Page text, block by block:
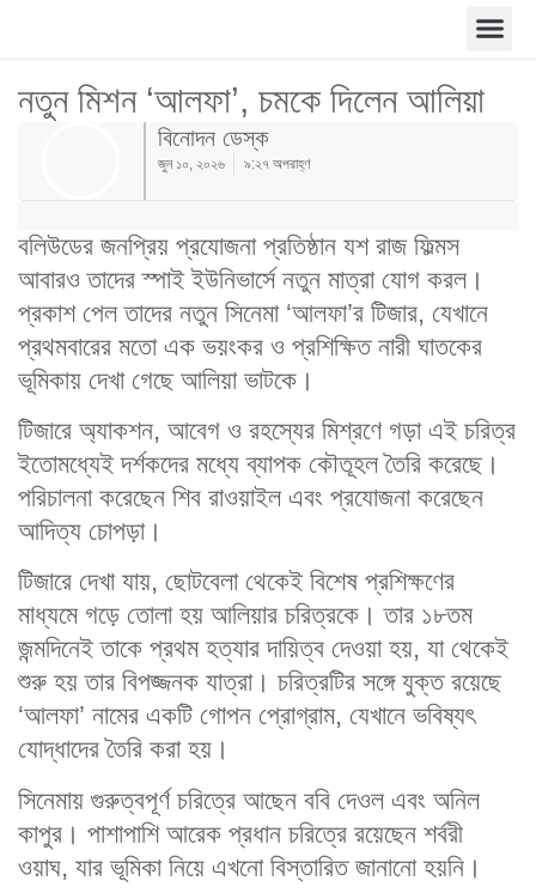
নতুন মিশন ‘আলফা’, চমকে দিলেন আলিয়া
বিনোদন ডেস্ক
জুন ১০, ২০২৬ ৯:২৭ অপরাহ্ণ
বলিউডের জনপ্রিয় প্রযোজনা প্রতিষ্ঠান যশ রাজ ফিল্মস
আবারও তাদের স্পাই ইউনিভার্সে নতুন মাত্রা যোগ করল।
প্রকাশ পেল তাদের নতুন সিনেমা ‘আলফা’র টিজার, যেখানে
প্রথমবারের মতো এক ভয়ংকর ও প্রশিক্ষিত নারী ঘাতকের
ভূমিকায় দেখা গেছে আলিয়া ভাটকে।
টিজারে অ্যাকশন, আবেগ ও রহস্যের মিশ্রণে গড়া এই চরিত্র
ইতোমধ্যেই দর্শকদের মধ্যে ব্যাপক কৌতূহল তৈরি করেছে।
পরিচালনা করেছেন শিব রাওয়াইল এবং প্রযোজনা করেছেন
আদিত্য চোপড়া।
টিজারে দেখা যায়, ছোটবেলা থেকেই বিশেষ প্রশিক্ষণের
মাধ্যমে গড়ে তোলা হয় আলিয়ার চরিত্রকে। তার ১৮তম
জন্মদিনেই তাকে প্রথম হত্যার দায়িত্ব দেওয়া হয়, যা থেকেই
শুরু হয় তার বিপজ্জনক যাত্রা। চরিত্রটির সঙ্গে যুক্ত রয়েছে
‘আলফা’ নামের একটি গোপন প্রোগ্রাম, যেখানে ভবিষ্যৎ
যোদ্ধাদের তৈরি করা হয়।
সিনেমায় গুরুত্বপূর্ণ চরিত্রে আছেন ববি দেওল এবং অনিল
কাপুর। পাশাপাশি আরেক প্রধান চরিত্রে রয়েছেন শর্বরী
ওয়াঘ, যার ভূমিকা নিয়ে এখনো বিস্তারিত জানানো হয়নি।